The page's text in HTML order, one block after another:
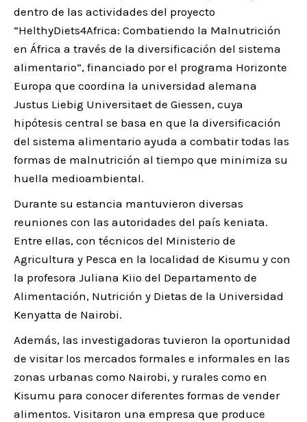
dentro de las actividades del proyecto
“HelthyDiets4Africa: Combatiendo la Malnutrición
en África a través de la diversificación del sistema
alimentario”, financiado por el programa Horizonte
Europa que coordina la universidad alemana
Justus Liebig Universitaet de Giessen, cuya
hipótesis central se basa en que la diversificación
del sistema alimentario ayuda a combatir todas las
formas de malnutrición al tiempo que minimiza su
huella medioambiental.
Durante su estancia mantuvieron diversas
reuniones con las autoridades del país keniata.
Entre ellas, con técnicos del Ministerio de
Agricultura y Pesca en la localidad de Kisumu y con
la profesora Juliana Kiio del Departamento de
Alimentación, Nutrición y Dietas de la Universidad
Kenyatta de Nairobi.
Además, las investigadoras tuvieron la oportunidad
de visitar los mercados formales e informales en las
zonas urbanas como Nairobi, y rurales como en
Kisumu para conocer diferentes formas de vender
alimentos. Visitaron una empresa que produce